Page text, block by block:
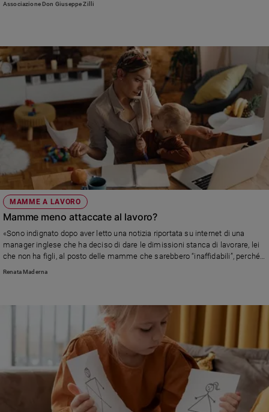
Associazione Don Giuseppe Zilli
MAMME A LAVORO
Mamme meno attaccate al lavoro?
«Sono indignato dopo aver letto una notizia riportata su internet di una
manager inglese che ha deciso di dare le dimissioni stanca di lavorare, lei
che non ha figli, al posto delle mamme che sarebbero “inaffidabili”, perché
starebbero a casa spesso per curare i bambini» Leggi la risposta di Renata
Renata Maderna